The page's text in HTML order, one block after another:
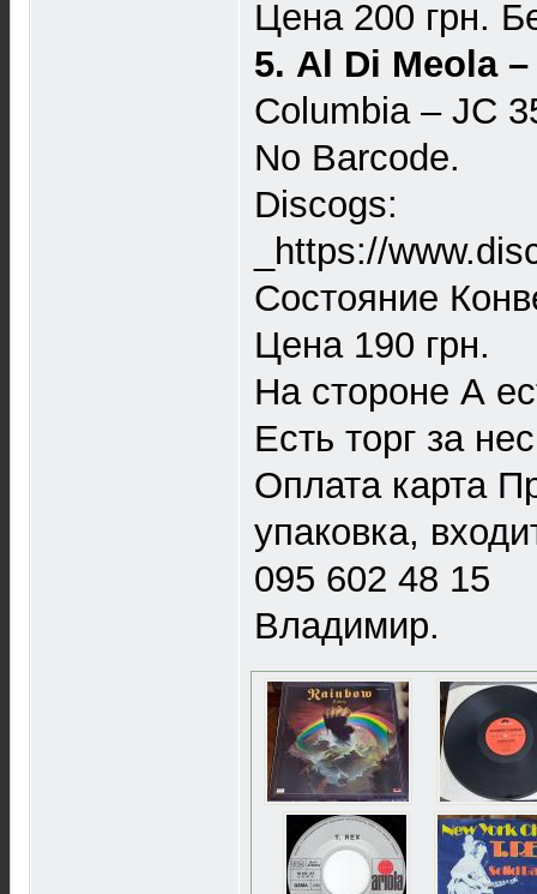
Цена 200 грн.
5. Al Di Meola
Columbia ‎– JC
No Barcode.
Discogs:
_https://
Состояние
Цена 190 грн.
На стороне А
Есть торг за
Оплата карта
упаковка,
095 602 48 15
Владимир.